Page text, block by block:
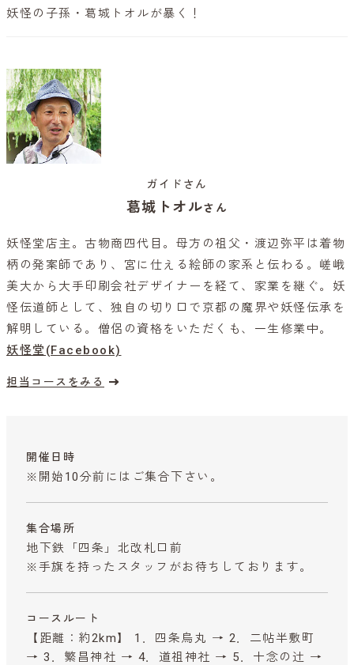
妖怪の子孫・葛城トオルが暴く！
ガイドさん
葛城トオルさん
妖怪堂店主。古物商四代目。母方の祖父・渡辺弥平は着物
柄の発案師であり、宮に仕える絵師の家系と伝わる。嵯峨
美大から大手印刷会社デザイナーを経て、家業を継ぐ。妖
怪伝道師として、独自の切り口で京都の魔界や妖怪伝承を
解明している。僧侶の資格をいただくも、一生修業中。
妖怪堂(Facebook)
担当コースをみる
開催日時
※開始10分前にはご集合下さい。
集合場所
地下鉄「四条」北改札口前
※手旗を持ったスタッフがお待ちしております。
コースルート
【距離：約2km】 1．四条烏丸 → 2．二帖半敷町
→ 3．繁昌神社 → 4．道祖神社 → 5．十念の辻 →